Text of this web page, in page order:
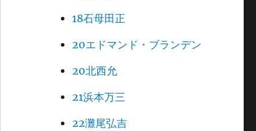
18石母田正
20エドマンド・ブランデン
20北西允
21浜本万三
22灘尾弘吉